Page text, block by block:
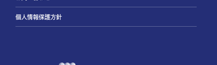
個人情報保護方針